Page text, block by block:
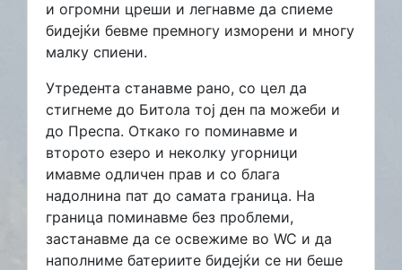
и огромни цреши и легнавме да спиеме
бидејќи бевме премногу изморени и многу
малку спиени.
Утредента станавме рано, со цел да
стигнеме до Битола тој ден па можеби и
до Преспа. Откако го поминавме и
второто езеро и неколку угорници
имавме одличен прав и со блага
надолнина пат до самата граница. На
граница поминавме без проблеми,
застанавме да се освежиме во WC и да
наполниме батериите бидејќи се ни беше